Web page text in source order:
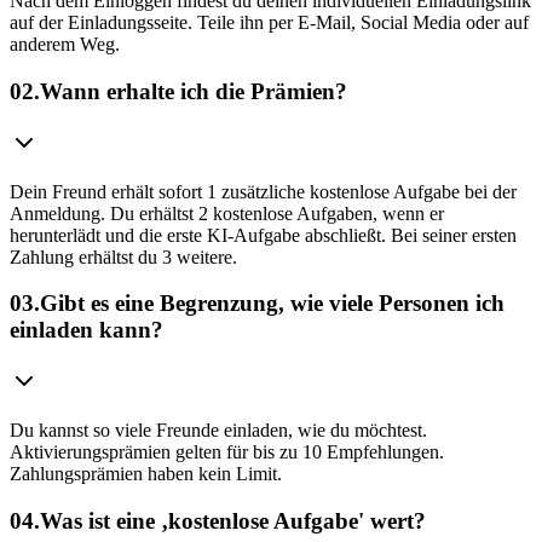
auf der Einladungsseite. Teile ihn per E-Mail, Social Media oder auf
anderem Weg.
02.Wann erhalte ich die Prämien?
Dein Freund erhält sofort 1 zusätzliche kostenlose Aufgabe bei der
Anmeldung. Du erhältst 2 kostenlose Aufgaben, wenn er
herunterlädt und die erste KI-Aufgabe abschließt. Bei seiner ersten
Zahlung erhältst du 3 weitere.
03.Gibt es eine Begrenzung, wie viele Personen ich
einladen kann?
Du kannst so viele Freunde einladen, wie du möchtest.
Aktivierungsprämien gelten für bis zu 10 Empfehlungen.
Zahlungsprämien haben kein Limit.
04.Was ist eine ‚kostenlose Aufgabe' wert?